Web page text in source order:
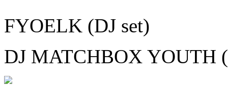
FYOELK (DJ set)
DJ MATCHBOX YOUTH